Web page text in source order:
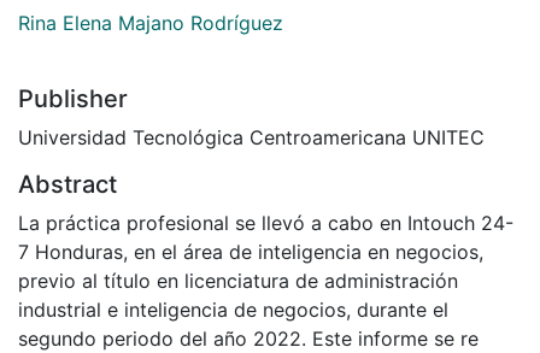
Rina Elena Majano Rodríguez
Publisher
Universidad Tecnológica Centroamericana UNITEC
Abstract
La práctica profesional se llevó a cabo en Intouch 24-
7 Honduras, en el área de inteligencia en negocios,
previo al título en licenciatura de administración
industrial e inteligencia de negocios, durante el
segundo periodo del año 2022. Este informe se re